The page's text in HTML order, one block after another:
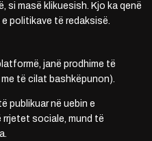
si masë klikuesish. Kjo ka qenë
politikave të redaksisë.
janë prodhime të
të cilat bashkëpunon).
publikuar në uebin e
sociale, mund të